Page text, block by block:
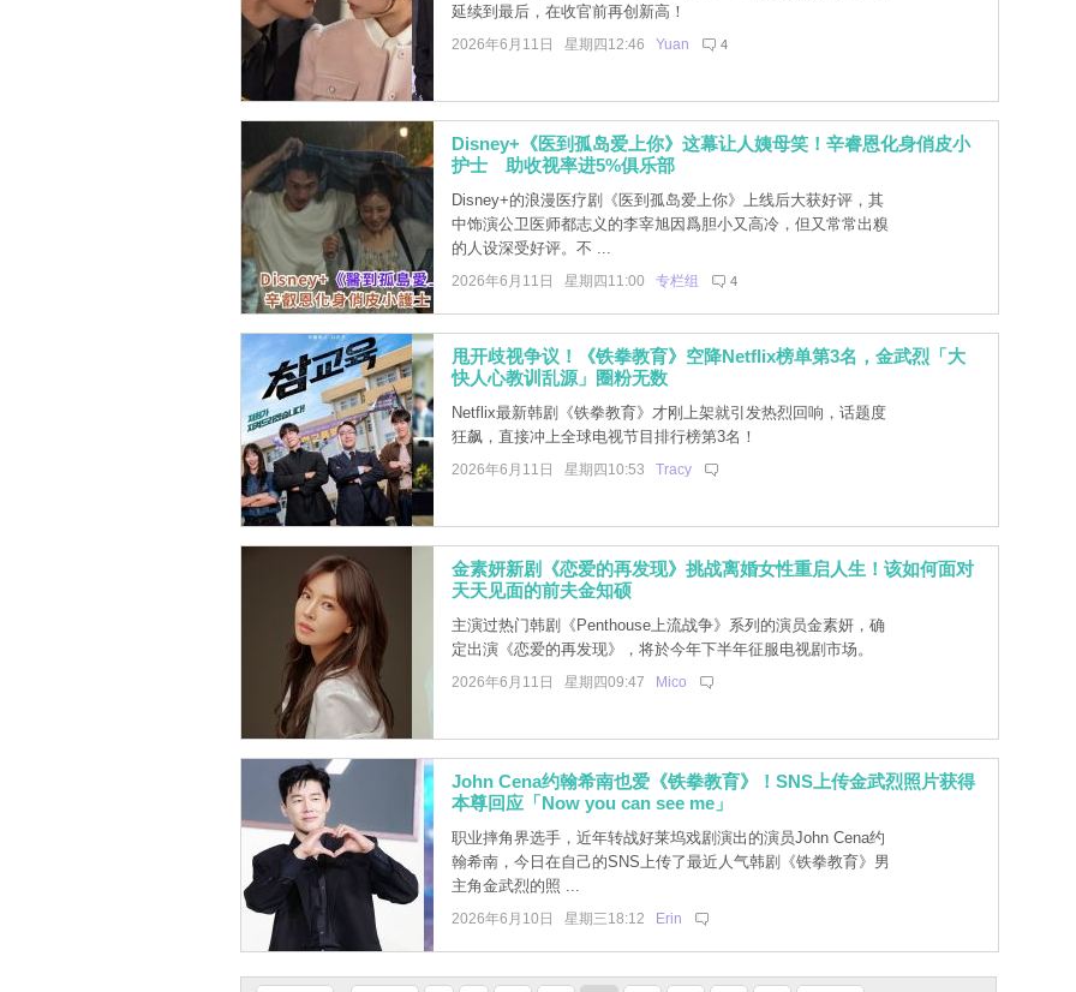
延续到最后，在收官前再创新高！
2026年6月11日 星期四12:46 Yuan 4
Disney+《医到孤岛爱上你》这幕让人姨母笑！辛睿恩化身俏皮小
护士 助收视率进5%俱乐部
Disney+的浪漫医疗剧《医到孤岛爱上你》上线后大获好评，其
中饰演公卫医师都志义的李宰旭因爲胆小又高冷，但又常常出糗
的人设深受好评。不 ...
2026年6月11日 星期四11:00 专栏组 4
甩开歧视争议！《铁拳教育》空降Netflix榜单第3名，金武烈「大
快人心教训乱源」圈粉无数
Netflix最新韩剧《铁拳教育》才刚上架就引发热烈回响，话题度
狂飙，直接冲上全球电视节目排行榜第3名！
2026年6月11日 星期四10:53 Tracy
金素妍新剧《恋爱的再发现》挑战离婚女性重启人生！该如何面对
天天见面的前夫金知硕
主演过热门韩剧《Penthouse上流战争》系列的演员金素妍，确
定出演《恋爱的再发现》，将於今年下半年征服电视剧市场。
2026年6月11日 星期四09:47 Mico
John Cena约翰希南也爱《铁拳教育》！SNS上传金武烈照片获得
本尊回应「Now you can see me」
职业摔角界选手，近年转战好莱坞戏剧演出的演员John Cena约
翰希南，今日在自己的SNS上传了最近人气韩剧《铁拳教育》男
主角金武烈的照 ...
2026年6月10日 星期三18:12 Erin